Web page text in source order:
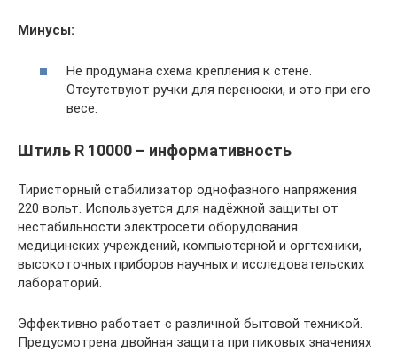
Минусы:
Не продумана схема крепления к стене.
Отсутствуют ручки для переноски, и это при его
весе.
Штиль R 10000 – информативность
Тиристорный стабилизатор однофазного напряжения
220 вольт. Используется для надёжной защиты от
нестабильности электросети оборудования
медицинских учреждений, компьютерной и оргтехники,
высокоточных приборов научных и исследовательских
лабораторий.
Эффективно работает с различной бытовой техникой.
Предусмотрена двойная защита при пиковых значениях